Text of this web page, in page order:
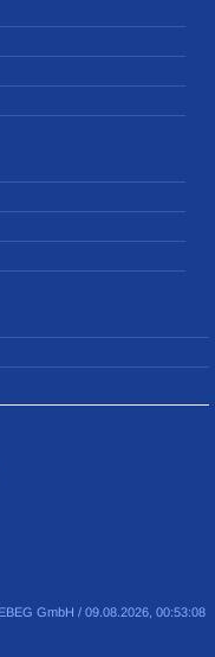
GmbH / 09.08.2026, 00:53:08